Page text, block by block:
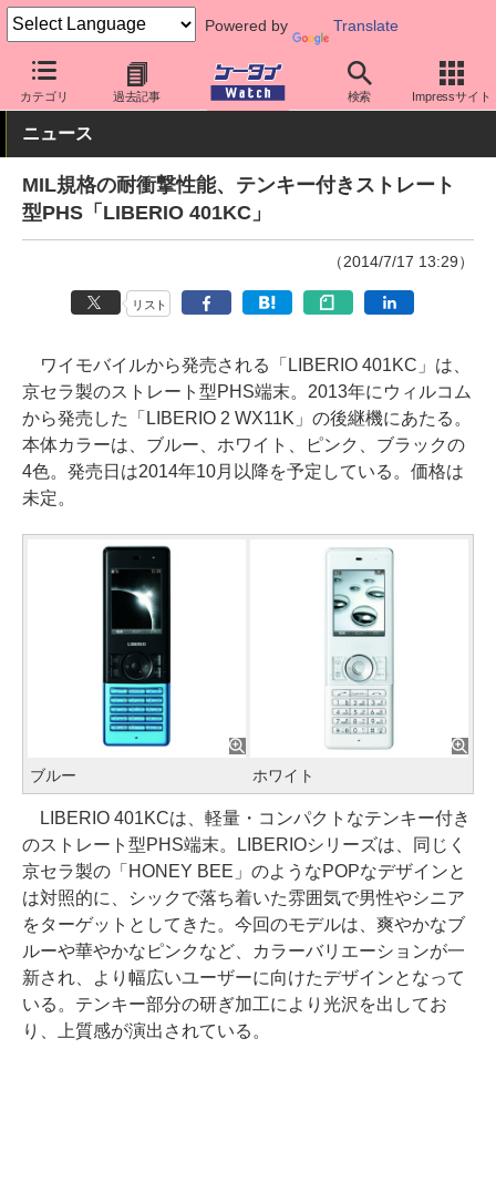
Powered by Translate
カテゴリ 過去記事 検索 Impressサイト
ケータイ Watch キャリア ワイモバイル スマホ・ケータイ
ニュース
MIL規格の耐衝撃性能、テンキー付きストレート
型PHS「LIBERIO 401KC」
（2014/7/17 13:29）
リスト
ワイモバイルから発売される「LIBERIO 401KC」は、
京セラ製のストレート型PHS端末。2013年にウィルコム
から発売した「LIBERIO 2 WX11K」の後継機にあたる。
本体カラーは、ブルー、ホワイト、ピンク、ブラックの
4色。発売日は2014年10月以降を予定している。価格は
未定。
ブルー ホワイト
LIBERIO 401KCは、軽量・コンパクトなテンキー付き
のストレート型PHS端末。LIBERIOシリーズは、同じく
京セラ製の「HONEY BEE」のようなPOPなデザインと
は対照的に、シックで落ち着いた雰囲気で男性やシニア
をターゲットとしてきた。今回のモデルは、爽やかなブ
ルーや華やかなピンクなど、カラーバリエーションが一
新され、より幅広いユーザーに向けたデザインとなって
いる。テンキー部分の研ぎ加工により光沢を出してお
り、上質感が演出されている。